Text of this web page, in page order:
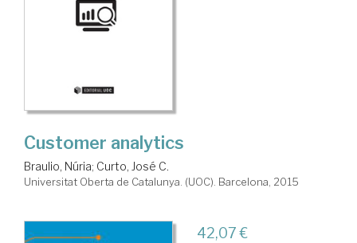
Customer analytics
Braulio, Núria; Curto, José C.
Universitat Oberta de Catalunya. (UOC). Barcelona, 2015
42,07 €